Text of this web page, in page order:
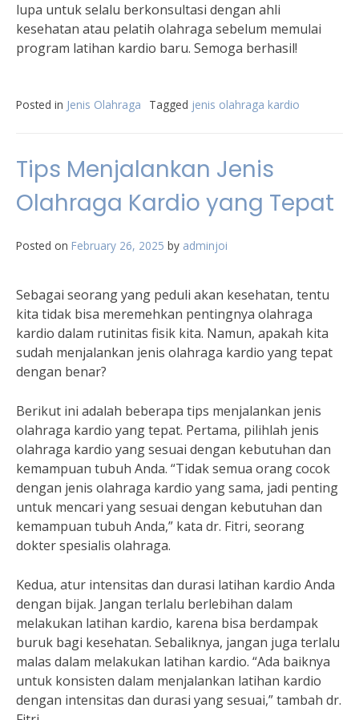
lupa untuk selalu berkonsultasi dengan ahli
kesehatan atau pelatih olahraga sebelum memulai
program latihan kardio baru. Semoga berhasil!
Posted in Jenis Olahraga Tagged jenis olahraga kardio
Tips Menjalankan Jenis
Olahraga Kardio yang Tepat
Posted on February 26, 2025 by adminjoi
Sebagai seorang yang peduli akan kesehatan, tentu
kita tidak bisa meremehkan pentingnya olahraga
kardio dalam rutinitas fisik kita. Namun, apakah kita
sudah menjalankan jenis olahraga kardio yang tepat
dengan benar?
Berikut ini adalah beberapa tips menjalankan jenis
olahraga kardio yang tepat. Pertama, pilihlah jenis
olahraga kardio yang sesuai dengan kebutuhan dan
kemampuan tubuh Anda. “Tidak semua orang cocok
dengan jenis olahraga kardio yang sama, jadi penting
untuk mencari yang sesuai dengan kebutuhan dan
kemampuan tubuh Anda,” kata dr. Fitri, seorang
dokter spesialis olahraga.
Kedua, atur intensitas dan durasi latihan kardio Anda
dengan bijak. Jangan terlalu berlebihan dalam
melakukan latihan kardio, karena bisa berdampak
buruk bagi kesehatan. Sebaliknya, jangan juga terlalu
malas dalam melakukan latihan kardio. “Ada baiknya
untuk konsisten dalam menjalankan latihan kardio
dengan intensitas dan durasi yang sesuai,” tambah dr.